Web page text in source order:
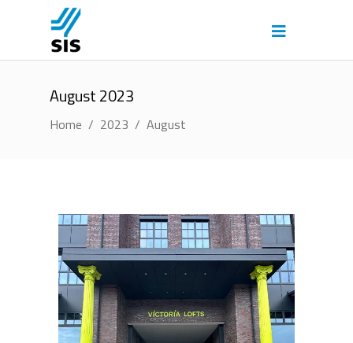
August 2023
Home / 2023 / August